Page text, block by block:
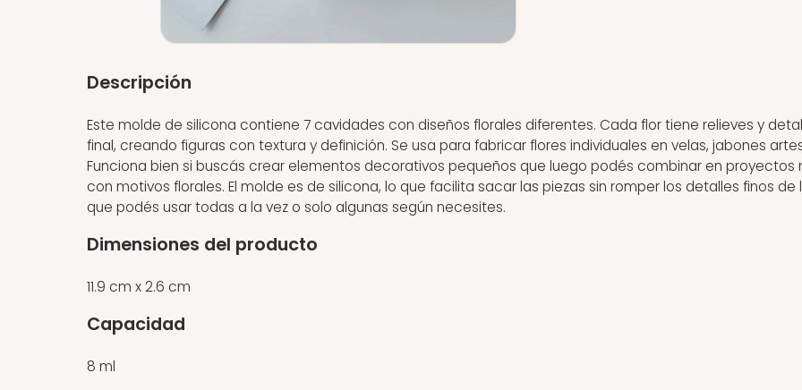
Descripción
Este molde de silicona contiene 7 cavidades con diseños florales diferentes. Cada flor tiene relieves y
final, creando figuras con textura y definición. Se usa para fabricar flores individuales en velas, jabones
Funciona bien si buscás crear elementos decorativos pequeños que luego podés combinar en proyectos
con motivos florales. El molde es de silicona, lo que facilita sacar las piezas sin romper los detalles finos
que podés usar todas a la vez o solo algunas según necesites.
Dimensiones del producto
11.9 cm x 2.6 cm
Capacidad
8 ml